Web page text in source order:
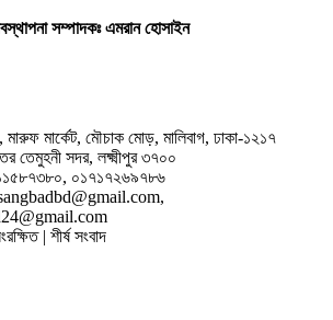
সম্পাদকঃ এমরান হোসাইন
মার্কেট, মৌচাক মোড়, মালিবাগ, ঢাকা-১২১৭
তেমুহনী সদর, লক্ষ্মীপুর ৩৭০০
০১৭১৭২৬৯৭৮৬
| শীর্ষ সংবাদ